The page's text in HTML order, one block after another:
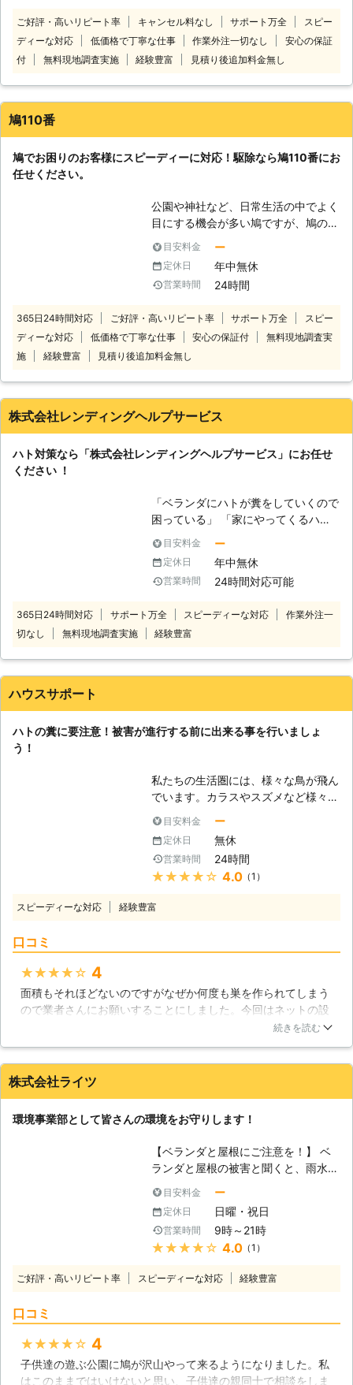
にお任せください！ 当店の鳩駆除の
方法は確実な「追い出し」をおこなう
ことで、お客様が平穏な生活に戻れる
な植物エキス配合の忌避剤の使用によ
に対策もできます。 施工後には3年の
アフターフォローをつけているので、
ら、まずはご相談から承っています。
ご好評・高いリピート率 キャンセル料なし サポート万全
スピー
ディーな対応
低価格で丁寧な仕事 作業外注一切なし
安心の保証
付
無料現地調査実施 経験豊富 見積り後追加料金無し
鳩110番
鳩でお困りのお客様にスピーディーに対応！駆除なら鳩110番にお
任せください。
公園や神社など、日常生活の中でよく
目にする機会が多い鳩ですが、鳩の被
害で困っているというお客様の声をよ
くお聞きします。 「ご自宅に巣を作
られ完全に住み着いてしまった」「ベ
ランダや駐車場に大量の鳩の糞が…」
ど、また戻ってきた」など。 このよ
うな鳩に関して、お困りお悩みのお客
様もいるかと思います。 鳩110番に加
に合わせて適切な方法をお客様にご提
ード解決を心掛けておりますので、お
困り・お悩みの際は、お気軽にご相談
ください。 【鳩駆除の法律につい
があります。 ・ドバトの狩猟禁止。
キジバトは狩猟期間内であれば1日10
羽まで捕獲可能。 ・意図的に衰弱さ
生命を脅かす行為の禁止。(箒で追い
払う等) ・卵や巣を採取、移動させる
に行った場合、「1年以下の懲役又は
100万円以下の罰金」が課されること
携していますので、安心してお任せ出
ありましたらいつでもご相談を！ 無
料現地調査後にプロが即日解決いたし
ます。
目安料金 ー
定休日 年中無休
営業時間 24時間
365日24時間対応 ご好評・高いリピート率 サポート万全
スピー
ディーな対応
低価格で丁寧な仕事 安心の保証付
無料現地調査実
施
経験豊富 見積り後追加料金無し
株式会社レンディングヘルプサービス
ハト対策なら「株式会社レンディングヘルプサービス」にお任せ
ください ！
「ベランダにハトが糞をしていくので
困っている」 「家にやってくるハト
の鳴き声に悩まされている」 そんな
ときは、株式会社レンディングヘルプ
サービスにお任せください。 弊社は
関東地域にお住まいのお客様からのハ
弊社がおこなうハト対策の工法は、植
物油・鉱物油・添加油を使った環境に
のハト対策のプランをご用意いたしま
であれば弊社までご相談ください。
目安料金 ー
定休日 年中無休
営業時間 24時間対応可能
365日24時間対応 サポート万全 スピーディーな対応
作業外注一
切なし
無料現地調査実施 経験豊富
ハウスサポート
ハトの糞に要注意！被害が進行する前に出来る事を行いましょ
う！
私たちの生活圏には、様々な鳥が飛ん
でいます。カラスやスズメなど様々な
戒心も鈍いのがハトではないでしょう
か。私たちがよく見るハトは「ドバ
ト」という種類で、灰色の体や首筋の
光沢が特徴です。一見可愛らしいハト
ますので注意が必要です。 【ハトの
う方もいらっしゃるでしょう。しか
し、誰もが困る被害がハトの「糞害」
です。 ハトも動物ですので、糞をし
ます。それは仕方ない事ですが、蓄積
すると大きな問題になります。悪臭や
染症を媒介します。また、ハトは糞が
ある場所を安全だと認識するので、糞
が更なるハトを呼んでしまうのです。
【ハトの駆除を！】 糞害に代表され
る被害をもたらすハトですが、簡単に
は駆除できません。なぜならハトは鳥
獣保護法によって保護されていますの
で、勝手に捕獲したり殺したりといっ
た事はできないのです。駆除をする際
そこで、私たちの出番となります。ハ
諦めが悪く縄張り意識の強い生き物で
で、なるべく早めに私たちにご相談く
ださい。
目安料金 ー
定休日 無休
営業時間 24時間
★★★★★ 4.0（1）
スピーディーな対応 経験豊富
口コミ
★★★★★ 4
面積もそれほどないのですがなぜか何度も巣を作られてしまう
ので業者さんにお願いすることにしました。今回はネットの設
置とベランダの清掃の2つをお願いしたのですが、ほぼサイト
で頼んで以来、鳩に巣は作られていません。効果としては素晴
らしいです。ただ、やはりお値段が少し高いかなと思います。
続きを読む
株式会社ライツ
環境事業部として皆さんの環境をお守りします！
【ベランダと屋根にご注意を！】 ベ
ランダと屋根の被害と聞くと、雨水の
しかし、ハトから被害を受けることも
少なくなく、当社「株式会社ライツ」
にも、ハト駆除のご依頼がたくさん来
ています。その件数はとても数えきれ
ということが分かります。 しかも、
に厄介なことに、屋根は人目につきや
目安料金 ー
定休日 日曜・祝日
営業時間 9時～21時
★★★★★ 4.0（1）
ご好評・高いリピート率 スピーディーな対応 経験豊富
口コミ
★★★★★ 4
子供達の遊ぶ公園に鳩が沢山やって来るようになりました。私
はこのままではいけないと思い、子供達の親同士で相談をしま